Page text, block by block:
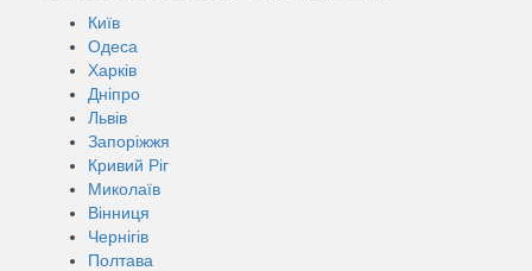
Київ
Одеса
Харків
Дніпро
Львів
Запоріжжя
Кривий Ріг
Миколаїв
Вінниця
Чернігів
Полтава